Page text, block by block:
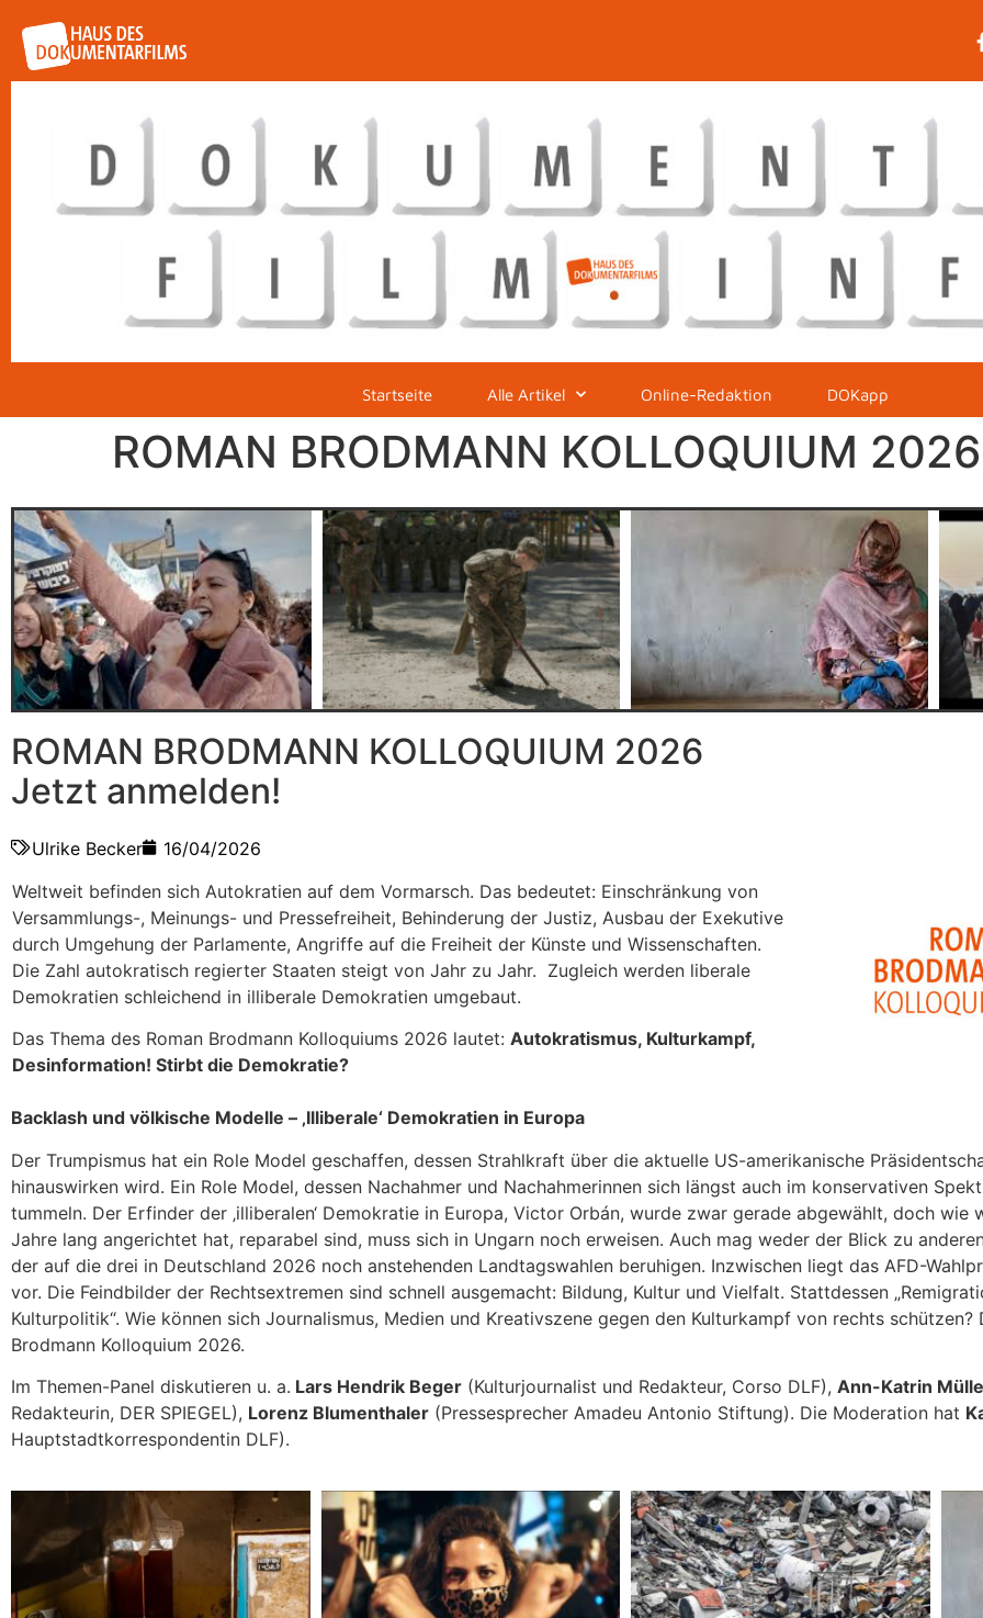
Startseite Alle Artikel Online-Redaktion DOKapp
ROMAN BRODMANN KOLLOQUIUM 2026
ROMAN BRODMANN KOLLOQUIUM 2026
Jetzt anmelden!
Ulrike Becker
16/04/2026
Weltweit befinden sich Autokratien auf dem Vormarsch. Das bedeutet: Einschränkung von
Versammlungs-, Meinungs- und Pressefreiheit, Behinderung der Justiz, Ausbau der Exekutive
durch Umgehung der Parlamente, Angriffe auf die Freiheit der Künste und Wissenschaften.
Die Zahl autokratisch regierter Staaten steigt von Jahr zu Jahr. Zugleich werden liberale
Demokratien schleichend in illiberale Demokratien umgebaut.
Das Thema des Roman Brodmann Kolloquiums 2026 lautet: Autokratismus, Kulturkampf,
Desinformation! Stirbt die Demokratie?
Backlash und völkische Modelle – ‚Illiberale‘ Demokratien in Europa
Der Trumpismus hat ein Role Model geschaffen, dessen Strahlkraft über die aktuelle US-amerikanische
hinauswirken wird. Ein Role Model, dessen Nachahmer und Nachahmerinnen sich längst auch im konservativen
tummeln. Der Erfinder der ‚illiberalen‘ Demokratie in Europa, Victor Orbán, wurde zwar gerade abgewählt, doch wie
Jahre lang angerichtet hat, reparabel sind, muss sich in Ungarn noch erweisen. Auch mag weder der Blick zu
der auf die drei in Deutschland 2026 noch anstehenden Landtagswahlen beruhigen. Inzwischen liegt das AFD-
vor. Die Feindbilder der Rechtsextremen sind schnell ausgemacht: Bildung, Kultur und Vielfalt. Stattdessen
Kulturpolitik“. Wie können sich Journalismus, Medien und Kreativszene gegen den Kulturkampf von rechts schützen?
Brodmann Kolloquium 2026.
Im Themen-Panel diskutieren u. a. Lars Hendrik Beger (Kulturjournalist und Redakteur, Corso DLF), Ann-Katrin
Redakteurin, DER SPIEGEL), Lorenz Blumenthaler (Pressesprecher Amadeu Antonio Stiftung). Die Moderation hat
Hauptstadtkorrespondentin DLF).